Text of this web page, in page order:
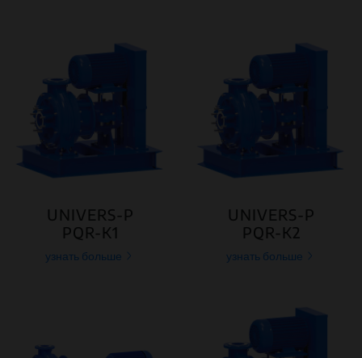
UNIVERS-P
PQR-K1
узнать больше
UNIVERS-P
PQR-K2
узнать больше